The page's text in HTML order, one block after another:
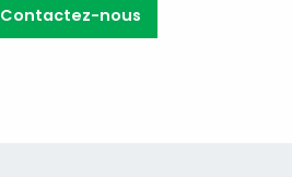
Contactez-nous